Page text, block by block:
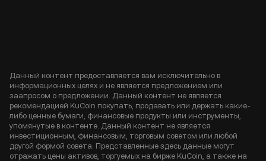
Данный контент предоставляется вам исключительно в
информационных целях и не является предложением или
заапросом о предложении. Данный контент не является
рекомендацией KuCoin покупать, продавать или держать какие-
либо ценные бумаги, финансовые продукты или инструменты,
упомянутые в контенте. Данный контент не является
инвестиционным, финансовым, торговым советом или любой
другой формой совета. Представленные здесь данные могут
отражать цены активов, торгуемых на бирже KuCoin, а также на